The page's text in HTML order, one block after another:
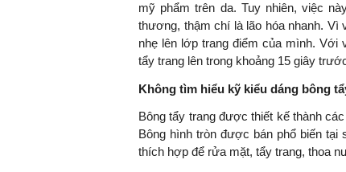
mỹ phẩm trên da. Tuy nhiên, việc
thương, thậm chí là lão hóa nhanh. Vì
nhẹ lên lớp trang điểm của mình. Với
tẩy trang lên trong khoảng 15 giây
Không tìm hiểu kỹ kiểu dáng bông
Bông tẩy trang được thiết kế thành
Bông hình tròn được bán phổ biến
thích hợp để rửa mặt, tẩy trang, thoa
"Có rất nhiều
ngay từ bây
đang được
đầu tư cho
nghệ; ban
khuyến
khởi